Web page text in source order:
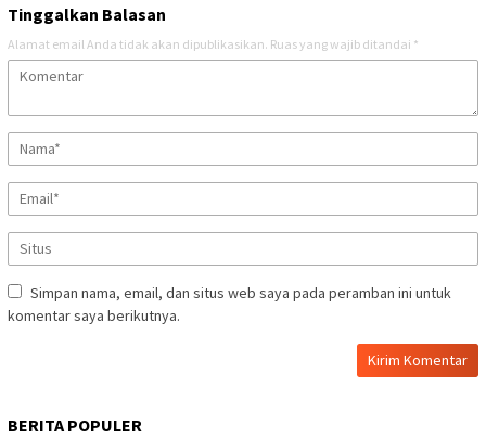
Tinggalkan Balasan
Alamat email Anda tidak akan dipublikasikan. Ruas yang wajib ditandai *
Simpan nama, email, dan situs web saya pada peramban ini untuk
komentar saya berikutnya.
BERITA POPULER